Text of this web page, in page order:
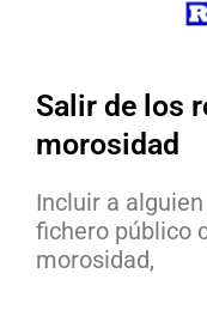
Salir de los
morosidad
Incluir a
fichero público
morosidad,